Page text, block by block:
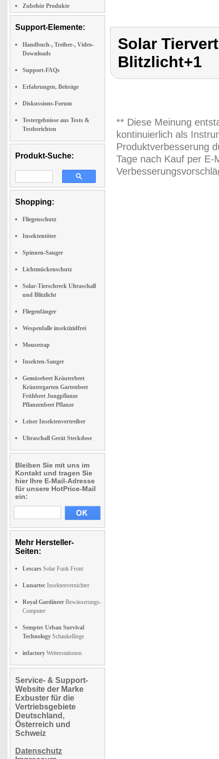
Zubehör Produkte
Support-Elemente:
Handbuch-, Treiber-, Video-
Downloads
Support-FAQs
Erfahrungen, Beiträge
Diskussions-Forum
Testergebnisse aus Tests &
Testberichten
Produkt-Suche:
Shopping:
Fliegenschutz
Insektentöter
Spinnen-Sauger
Lichtmückenschutz
Solar-Tierschreck Ultraschall
und Blitzlicht
Fliegenfänger
Wespenfalle insektizidfrei
Mousetrap
Insekten-Sauger
Gemüsebeet Kräuterbeet
Kräutergarten Gartenbeet
Frühbeet Jungpflanze
Pflanzenbeet Pflanze
Leiser Insektenvertreiber
Ultraschall Gerät Steckdose
Bleiben Sie mit uns im
Kontakt und tragen Sie
hier Ihre E-Mail-Adresse
für unsere HotPrice-Mail
ein:
Mehr Hersteller-
Seiten:
Lescars Solar Funk Front
Lunartec Insektenvernichter
Royal Gardineer Bewässerungs-
Computer
Semptec Urban Survival
Technology Schaukelliege
infactory Wetterstationen
Service- & Support-
Website der Marke
Exbuster für die
Vertriebsgebiete
Deutschland,
Österreich und
Schweiz
Datenschutz
Solar
Blitzlicht+1
** Diese Meinung
kontinuierlich als
Produktverbesserung
Tage nach Kauf per E-